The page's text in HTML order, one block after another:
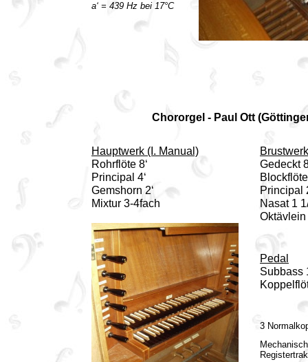
a‘ = 439 Hz bei 17°C
Chororgel - Paul Ott
Hauptwerk (I. Manual)
Rohrflöte 8‘
Principal 4‘
Gemshorn 2‘
Mixtur 3-4fach
Gedeckt
Blockflöte
Principal
Nasat 1
Oktävlein
Pedal
Subbass
3